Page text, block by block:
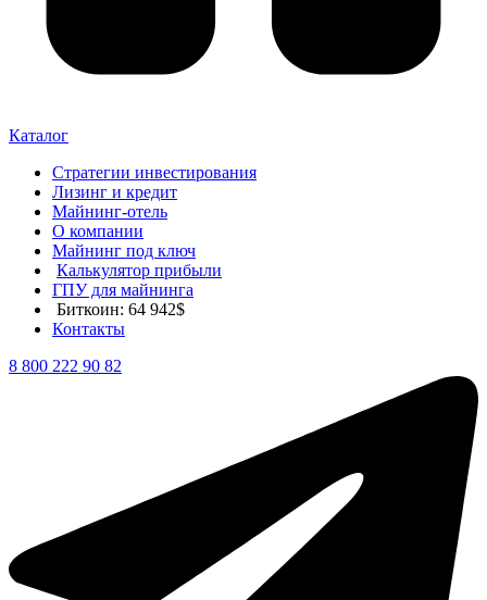
Каталог
Стратегии инвестирования
Лизинг и кредит
Майнинг-отель
О компании
Майнинг под ключ
Калькулятор прибыли
ГПУ для майнинга
Биткоин: 64 942$
Контакты
8 800 222 90 82